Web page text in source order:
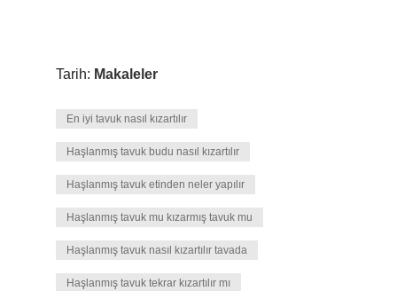
Tarih: Makaleler
En iyi tavuk nasıl kızartılır
Haşlanmış tavuk budu nasıl kızartılır
Haşlanmış tavuk etinden neler yapılır
Haşlanmış tavuk mu kızarmış tavuk mu
Haşlanmış tavuk nasıl kızartılır tavada
Haşlanmış tavuk tekrar kızartılır mı